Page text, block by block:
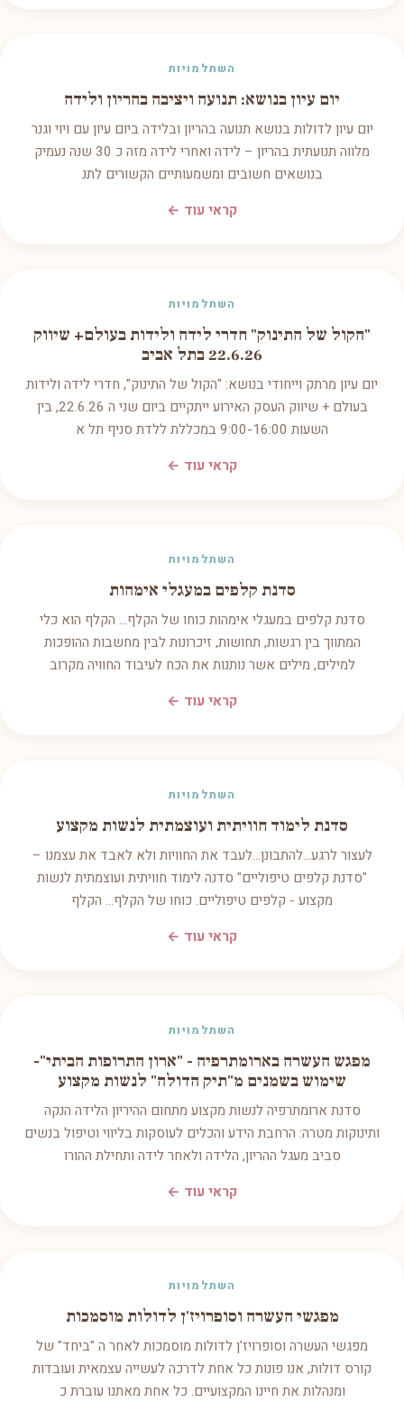
השתלמויות
יום עיון בנושא: תנועה ויציבה בהריון ולידה
יום עיון לדולות בנושא תנועה בהריון ובלידה ביום עיון עם ויוי וגנר
מלווה תנועתית בהריון – לידה ואחרי לידה מזה כ 30 שנה נעמיק
בנושאים חשובים ומשמעותיים הקשורים לתנ
קראי עוד ←
השתלמויות
"הקול של התינוק" חדרי לידה ולידות בעולם+ שיווק
22.6.26 בתל אביב
יום עיון מרתק וייחודי בנושא: "הקול של התינוק", חדרי לידה ולידות
בעולם + שיווק העסק האירוע ייתקיים ביום שני ה 22.6.26, בין
השעות 9:00-16:00 במכללת ללדת סניף תל א
קראי עוד ←
השתלמויות
סדנת קלפים במעגלי אימהות
סדנת קלפים במעגלי אימהות כוחו של הקלף... הקלף הוא כלי
המתווך בין רגשות, תחושות, זיכרונות לבין מחשבות ההופכות
למילים, מילים אשר נותנות את הכח לעיבוד החוויה מקרוב
קראי עוד ←
השתלמויות
סדנת לימוד חוויתית ועוצמתית לנשות מקצוע
לעצור לרגע...להתבונן...לעבד את החוויות ולא לאבד את עצמנו –
"סדנת קלפים טיפוליים" סדנה לימוד חוויתית ועוצמתית לנשות
מקצוע - קלפים טיפוליים. כוחו של הקלף... הקלף
קראי עוד ←
השתלמויות
מפגש העשרה בארומתרפיה - "ארון התרופות הביתי"-
שימוש בשמנים מ"תיק הדולה" לנשות מקצוע
סדנת ארומתרפיה לנשות מקצוע מתחום ההיריון הלידה הנקה
ותינוקות מטרה: הרחבת הידע והכלים לעוסקות בליווי וטיפול בנשים
סביב מעגל ההריון, הלידה ולאחר לידה ותחילת ההורו
קראי עוד ←
השתלמויות
מפגשי העשרה וסופרויז'ן לדולות מוסמכות
מפגשי העשרה וסופרויז'ן לדולות מוסמכות לאחר ה "ביחד" של
קורס דולות, אנו פונות כל אחת לדרכה לעשייה עצמאית ועובדות
ומנהלות את חיינו המקצועיים. כל אחת מאתנו עוברת כ